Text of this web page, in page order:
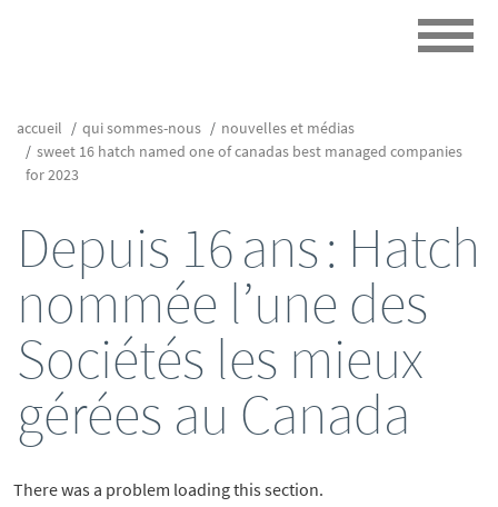
accueil qui sommes-nous
nouvelles et médias
sweet 16 hatch named one of canadas best managed companies
for 2023
Depuis 16 ans : Hatch
nommée l’une des
Sociétés les mieux
gérées au Canada
There was a problem loading this section.